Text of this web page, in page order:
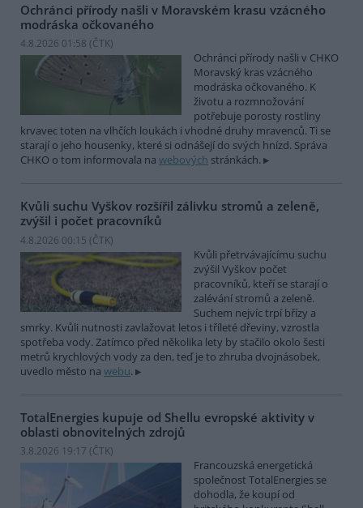
Ochránci přírody našli v Moravském krasu vzácného
modráska očkovaného
4.8.2026 01:58 (ČTK)
Ochránci přírody našli v CHKO
Moravský kras vzácného
modráska očkovaného. K
životu a rozmnožování
potřebuje porosty rostliny
krvavec toten na vlhčích loukách i vhodné druhy mravenců. Ti se
starají o jeho housenky, které si odnášejí do svých hnízd. Správa
CHKO o tom informovala na webových stránkách.
Kvůli suchu Vyškov rozšířil zálivku stromů a zeleně,
zvýšil i počet pracovníků
4.8.2026 00:15 (ČTK)
Kvůli přetrvávajícímu suchu
zvýšil Vyškov počet
pracovníků, kteří se starají o
zalévání stromů a zeleně.
Suchem nejvíc trpí břízy a
smrky. Kvůli nutnosti zavlažovat letos i tříleté dřeviny, vzrostla
spotřeba vody. Zatímco před několika lety by stačilo okolo šesti
metrů krychlových vody za den, teď je to zhruba dvojnásobek,
uvedlo město na webu.
TotalEnergies kupuje od Shellu evropské aktivity v
oblasti obnovitelných zdrojů
3.8.2026 19:17 (ČTK)
Francouzská energetická
společnost TotalEnergies se
dohodla, že koupí od